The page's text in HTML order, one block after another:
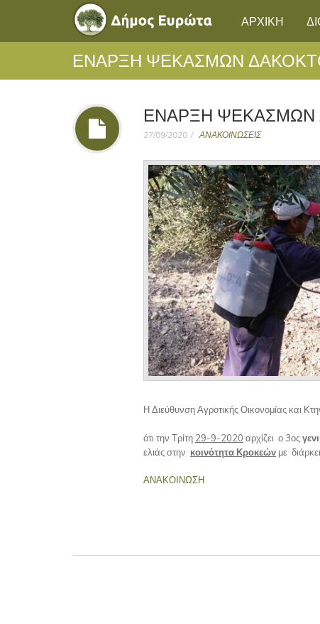
ΑΡΧΙΚΗ
ΈΝΑΡΞΗ ΨΕΚΑΣΜΏΝ
ΈΝΑΡΞΗ ΨΕΚΑΣΜΏΝ
27/09/2020 ΑΝΑΚΟΙΝΩΣΕΙΣ
Η Διεύθυνση Αγροτικής Οικονομίας και
ότι την Τρίτη 29-9-2020 αρχίζει ο 3ος
ελιάς στην κοινότητα Κροκεών με
ΑΝΑΚΟΙΝΩΣΗ